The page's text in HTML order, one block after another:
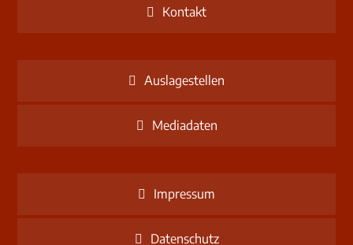
Kontakt
Auslagestellen
Mediadaten
Impressum
Datenschutz